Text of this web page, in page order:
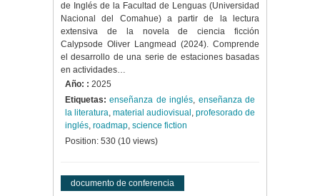
de Inglés de la Facultad de Lenguas (Universidad
Nacional del Comahue) a partir de la lectura
extensiva de la novela de ciencia ficción
Calypsode Oliver Langmead (2024). Comprende
el desarrollo de una serie de estaciones basadas
en actividades…
Año: : 2025
Etiquetas: enseñanza de inglés, enseñanza de
la literatura, material audiovisual , profesorado de
inglés, roadmap, science fiction
Position: 530 (10 views)
documento de conferencia